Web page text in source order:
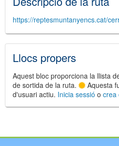
Catalunya
https://reptesmuntanyencs.cat/
Llocs propers
Aquest bloc proporciona la llista
de sortida de la ruta.
Aquesta
d'usuari actiu. Inicia sessió o crea